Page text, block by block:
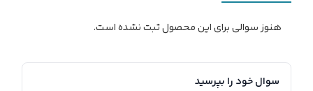
هنوز سوالی برای این محصول ثبت نشده است.
سوال خود را بپرسید